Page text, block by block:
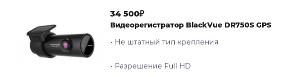
34 500₽
Видеорегистратор BlackVue DR750S GPS
• Не штатный тип крепления
• Разрешение Full HD